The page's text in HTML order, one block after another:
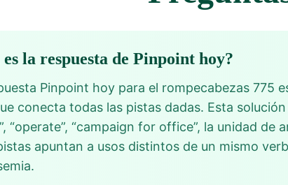
la respuesta de Pinpoint hoy?
Pinpoint hoy para el rompecabezas 775
conecta todas las pistas dadas. Esta
“operate”, “campaign for office”, la unidad
apuntan a usos distintos de un mismo